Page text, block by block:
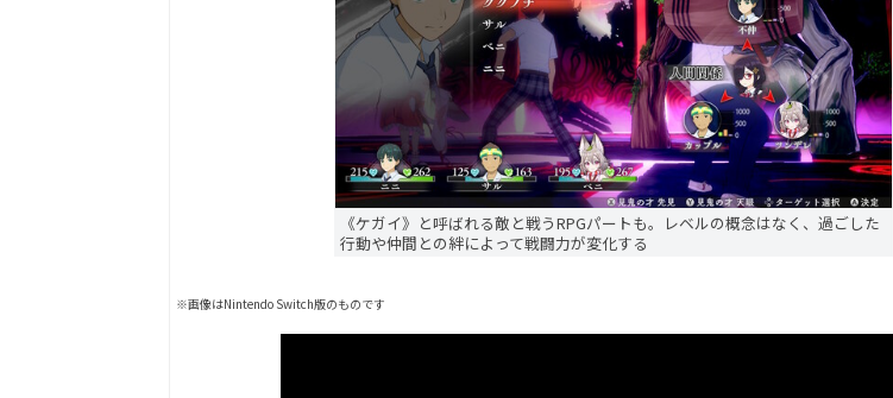
《ケガイ》と呼ばれる敵と戦うRPGパートも。レベルの概念はなく、過ごした
行動や仲間との絆によって戦闘力が変化する
※画像はNintendo Switch版のものです